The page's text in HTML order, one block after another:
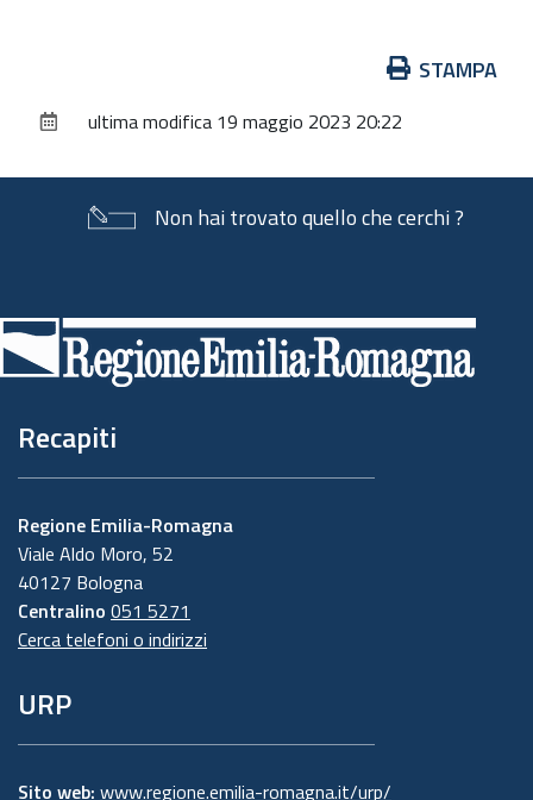
documento
STAMPA
ultima modifica 19 maggio 2023 20:22
Non hai trovato quello che cerchi ?
di
pagina
Recapiti
Regione Emilia-Romagna
Viale Aldo Moro, 52
40127 Bologna
Centralino 051 5271
Cerca telefoni o indirizzi
URP
Sito web: www.regione.emilia-romagna.it/urp/